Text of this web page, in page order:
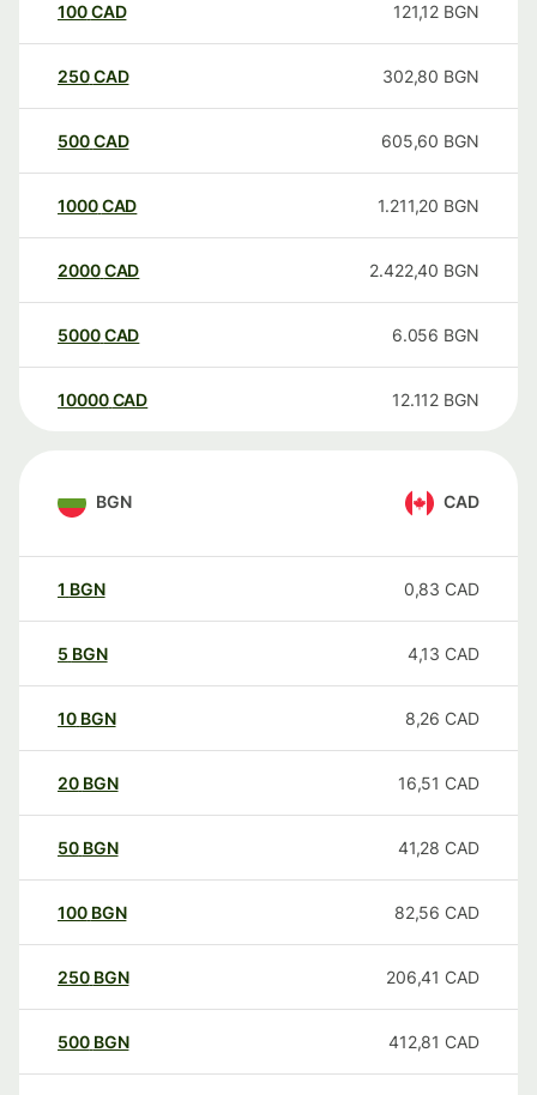
100CAD 121,12 BGN
250CAD 302,80 BGN
500CAD 605,60 BGN
1000CAD 1.211,20 BGN
2000CAD 2.422,40 BGN
5000CAD 6.056 BGN
10000 CAD 12.112 BGN
BGN CAD
1 BGN 0,83 CAD
5 BGN 4,13 CAD
10 BGN 8,26 CAD
20 BGN 16,51 CAD
50 BGN 41,28 CAD
100 BGN 82,56 CAD
250 BGN 206,41 CAD
500 BGN 412,81 CAD